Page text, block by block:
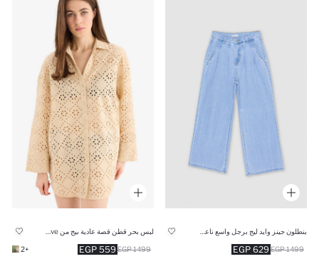
629 EGP 1499 EGP
559 EGP 1499 EGP
+2